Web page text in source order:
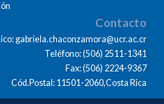
Contacto
gabriela.chaconzamora@ucr.ac.cr
Teléfono: (506) 2511-1341
Fax: (506) 2224-9367
Cód.Postal: 11501-2060,Costa Rica